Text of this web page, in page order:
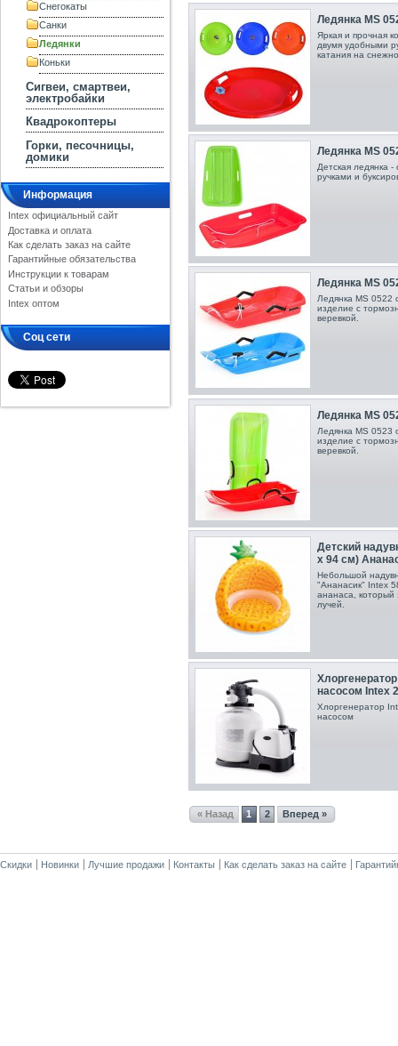
Снегокаты
Санки
Ледянки
Коньки
Сигвеи, смартвеи,
электробайки
Квадрокоптеры
Горки, песочницы,
домики
Информация
Intex официальный сайт
Доставка и оплата
Как сделать заказ на сайте
Гарантийные обязательства
Инструкции к товарам
Статьи и обзоры
Intex оптом
Соц сети
Ледянка MS
Яркая и прочная
двумя удобными
катания на
Ледянка MS
Детская ледянка
ручками и
Ледянка MS
Ледянка MS 0522
изделие с
веревкой.
Ледянка MS
Ледянка MS 0523
изделие с
веревкой.
Детский
x 94 см)
Небольшой
"Ананасик" Intex
ананаса,
лучей.
насосом Intex
Хлоргенератор
насосом
« Назад 1 2 Вперед »
Скидки Новинки Лучшие продажи Контакты Как сделать заказ на сайте